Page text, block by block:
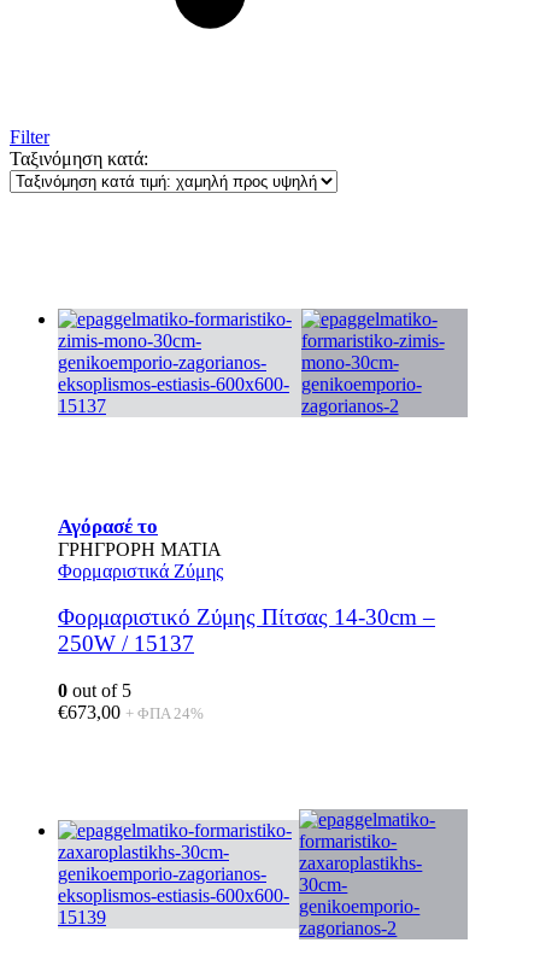
Filter
Ταξινόμηση κατά:
Αγόρασέ το
ΓΡΗΓΡΟΡΗ ΜΑΤΙΑ
Φορμαριστικά Ζύμης
Φορμαριστικό Ζύμης Πίτσας 14-30cm –
250W / 15137
0 out of 5
€673,00 + ΦΠΑ 24%